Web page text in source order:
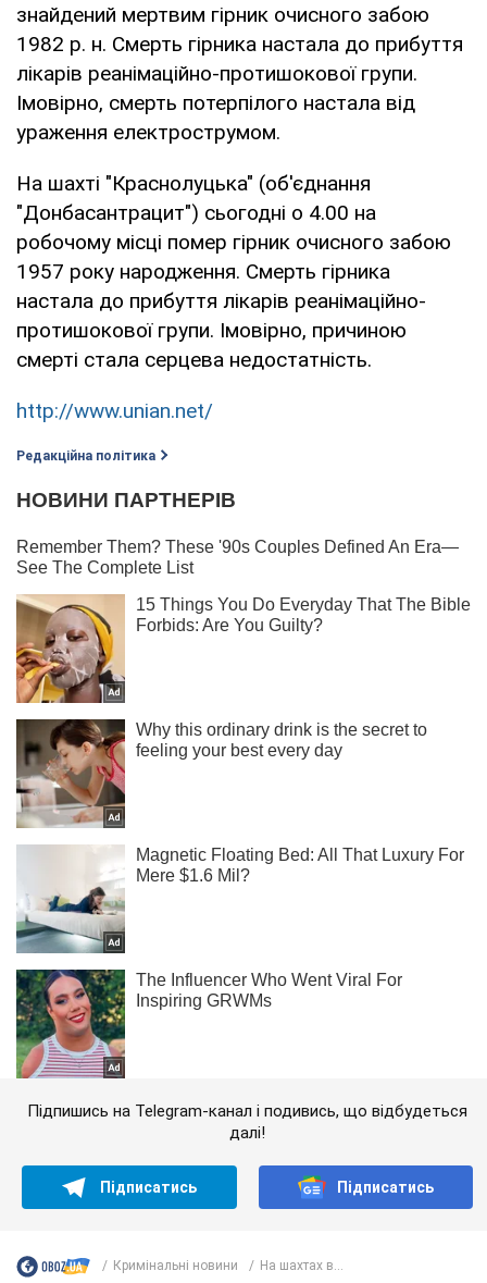
знайдений мертвим гірник очисного забою
1982 р. н. Смерть гірника настала до прибуття
лікарів реанімаційно-протишокової групи.
Імовірно, смерть потерпілого настала від
ураження електрострумом.
На шахті "Краснолуцька" (об'єднання
"Донбасантрацит") сьогодні о 4.00 на
робочому місці помер гірник очисного забою
1957 року народження. Смерть гірника
настала до прибуття лікарів реанімаційно-
протишокової групи. Імовірно, причиною
смерті стала серцева недостатність.
http://www.unian.net/
Редакційна політика
Підпишись на Telegram-канал і подивись, що відбудеться
далі!
Підписатись Підписатись
Кримінальні новини На шахтах в...